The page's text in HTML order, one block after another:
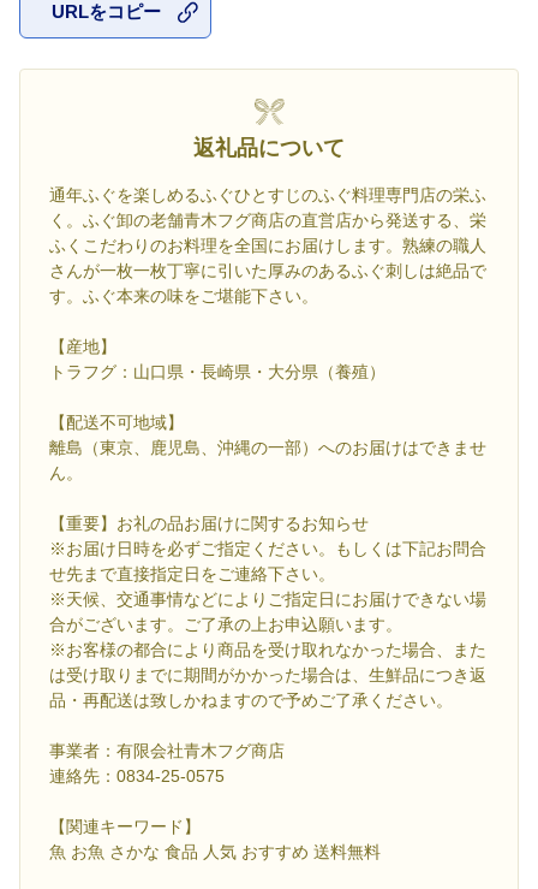
URLをコピー
返礼品について
通年ふぐを楽しめるふぐひとすじのふぐ料理専門店の栄ふ
く。ふぐ卸の老舗青木フグ商店の直営店から発送する、栄
ふくこだわりのお料理を全国にお届けします。熟練の職人
さんが一枚一枚丁寧に引いた厚みのあるふぐ刺しは絶品で
す。ふぐ本来の味をご堪能下さい。
【産地】
トラフグ：山口県・長崎県・大分県（養殖）
【配送不可地域】
離島（東京、鹿児島、沖縄の一部）へのお届けはできませ
ん。
【重要】お礼の品お届けに関するお知らせ
※お届け日時を必ずご指定ください。もしくは下記お問合
せ先まで直接指定日をご連絡下さい。
※天候、交通事情などによりご指定日にお届けできない場
合がございます。ご了承の上お申込願います。
※お客様の都合により商品を受け取れなかった場合、また
は受け取りまでに期間がかかった場合は、生鮮品につき返
品・再配送は致しかねますので予めご了承ください。
事業者：有限会社青木フグ商店
連絡先：0834-25-0575
【関連キーワード】
魚 お魚 さかな 食品 人気 おすすめ 送料無料